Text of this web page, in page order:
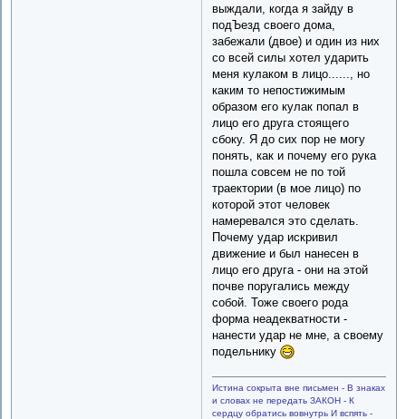
выждали, когда я зайду в
подЪезд своего дома,
забежали (двое) и один из них
со всей силы хотел ударить
меня кулаком в лицо......, но
каким то непостижимым
образом его кулак попал в
лицо его друга стоящего
сбоку. Я до сих пор не могу
понять, как и почему его рука
пошла совсем не по той
траектории (в мое лицо) по
которой этот человек
намеревался это сделать.
Почему удар искривил
движение и был нанесен в
лицо его друга - они на этой
почве поругались между
собой. Тоже своего рода
форма неадекватности -
нанести удар не мне, а своему
подельнику
Истина сокрыта вне письмен - В знаках
и словах не передать ЗАКОН - К
сердцу обратись вовнутрь И вспять -